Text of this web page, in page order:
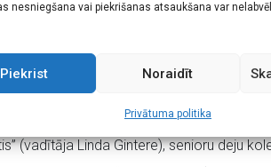
nesniegšana vai piekrišanas atsaukšana var
Piekrist Noraidīt
Privātuma politika
svētki un tradīcijas. Skatuviskās
Latvijas spēks un skaistums, kas mīt
kolektīvs “Krustiņi” (vadītāja Inta
(vadītāja Linda Gintere), senioru deju